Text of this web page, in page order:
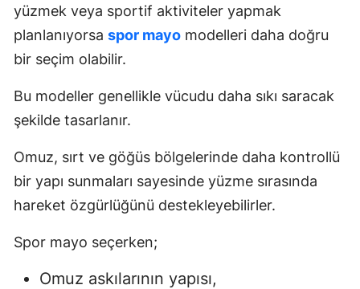
yüzmek veya sportif aktiviteler yapmak
planlanıyorsa spor mayo modelleri daha doğru
bir seçim olabilir.
Bu modeller genellikle vücudu daha sıkı saracak
şekilde tasarlanır.
Omuz, sırt ve göğüs bölgelerinde daha kontrollü
bir yapı sunmaları sayesinde yüzme sırasında
hareket özgürlüğünü destekleyebilirler.
Spor mayo seçerken;
Omuz askılarının yapısı,